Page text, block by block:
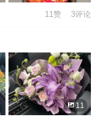
11赞 3评论
11